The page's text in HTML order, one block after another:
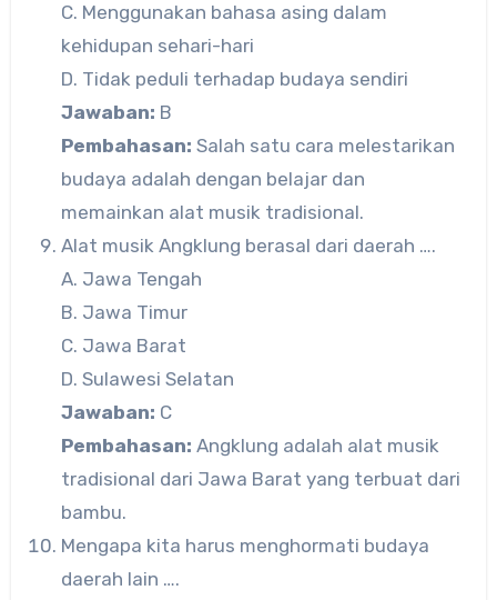
C. Menggunakan bahasa asing dalam
kehidupan sehari-hari
D. Tidak peduli terhadap budaya sendiri
Jawaban: B
Pembahasan: Salah satu cara melestarikan
budaya adalah dengan belajar dan
memainkan alat musik tradisional.
Alat musik Angklung berasal dari daerah ….
A. Jawa Tengah
B. Jawa Timur
C. Jawa Barat
D. Sulawesi Selatan
Jawaban: C
Pembahasan: Angklung adalah alat musik
tradisional dari Jawa Barat yang terbuat dari
bambu.
Mengapa kita harus menghormati budaya
daerah lain ….